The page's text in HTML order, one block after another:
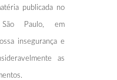
publicada no
Paulo, em
insegurança e
as